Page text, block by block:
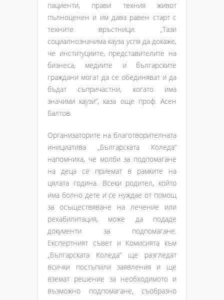
пациенти, прави техния живот
пълноценен и им дава равен старт с
техните връстници. „Тази
социалнозначима кауза успя да докаже,
че институциите, представителите на
бизнеса, медиите и българските
граждани могат да се обединяват и да
бъдат съпричастни, когато има
значими каузи“, каза още проф. Асен
Балтов.
Организаторите на благотворителната
инициатива „Българската Коледа“
напомниха, че молби за подпомагане
на деца се приемат в рамките на
цялата година. Всеки родител, който
има болно дете и се нуждае от помощ
за осъществяване на лечение или
рехабилитация, може да подаде
документи за подпомагане.
Експертният съвет и Комисията към
„Българската Коледа“ ще разгледат
всички постъпили заявления и ще
вземат решение за необходимото и
възможно подпомагане, съобразно